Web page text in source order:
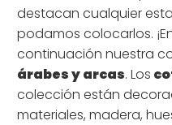
destacan cualquier
podamos colocarlos.
continuación nuestra
árabes y arcas. Los
colección están
materiales, madera,